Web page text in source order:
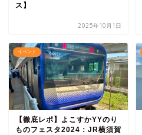
ス】
2025年10月1日
イベント
【徹底レポ】よこすかYYのり
ものフェスタ2024：JR横須賀